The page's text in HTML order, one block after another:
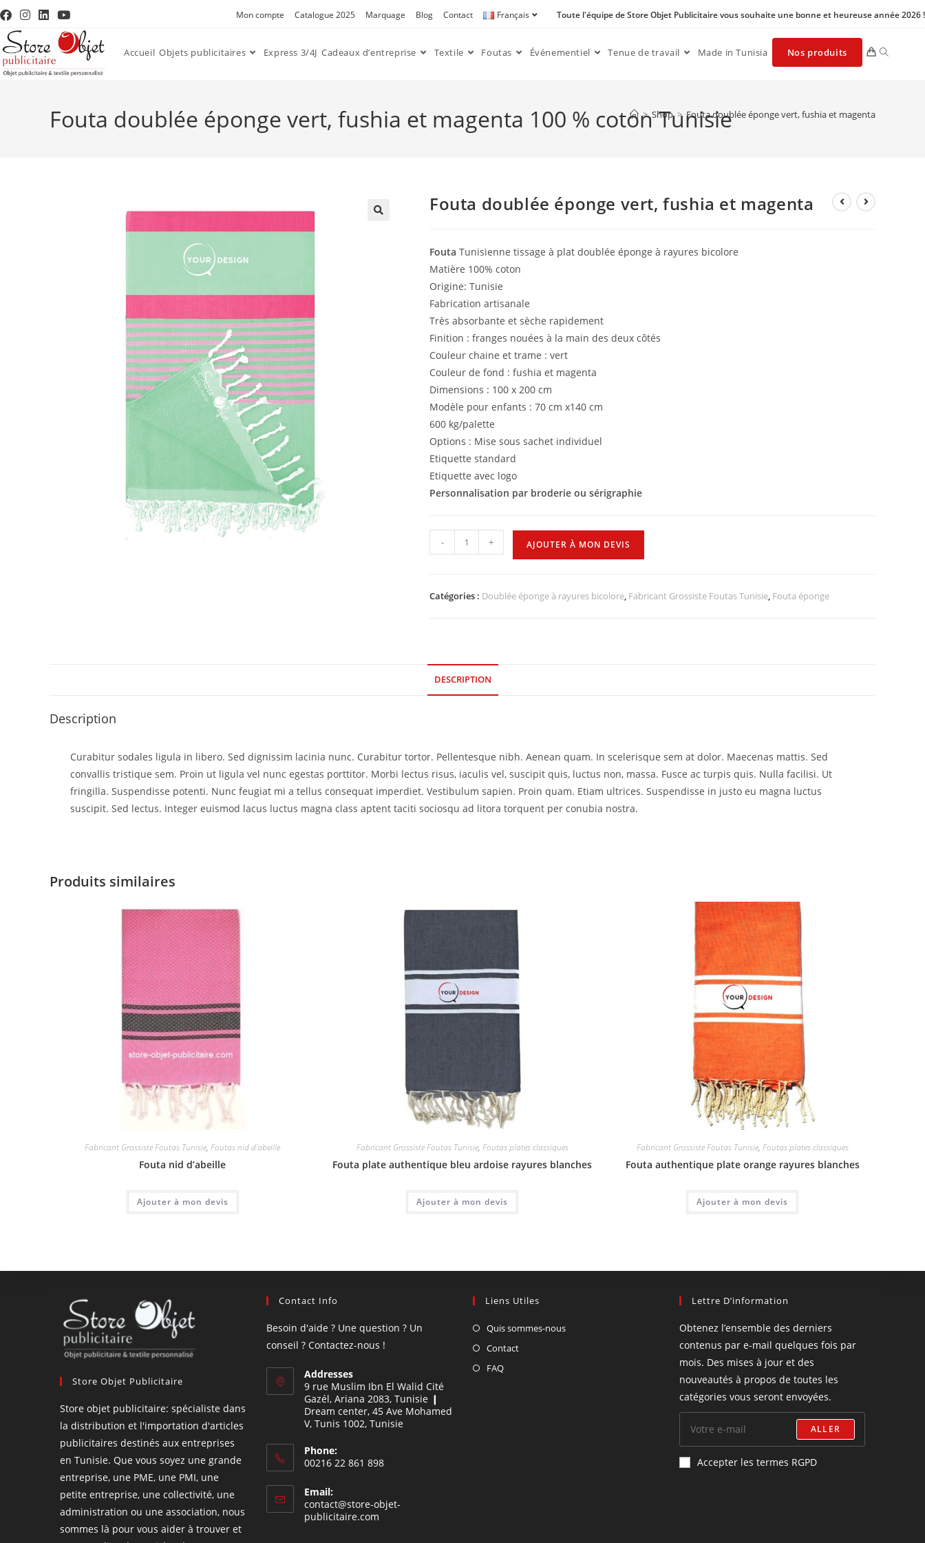
Mon compte Catalogue 2025 Marquage Blog Contact Français Toute l'équipe de Store Objet Publicitaire vous souhaite une bonne et heureuse année 2026 !
Accueil Objets publicitaires Express 3/4J Cadeaux d’entreprise Textile Foutas Événementiel Tenue de travail Made in Tunisia Nos produits
Fouta doublée éponge vert, fushia et magenta 100 % coton Tunisie
> Shop > Fouta doublée éponge vert, fushia et magenta
Fouta doublée éponge vert, fushia et magenta
Fouta Tunisienne tissage à plat doublée éponge à rayures bicolore
Matière 100% coton
Origine: Tunisie
Fabrication artisanale
Très absorbante et sèche rapidement
Finition : franges nouées à la main des deux côtés
Couleur chaine et trame : vert
Couleur de fond : fushia et magenta
Dimensions : 100 x 200 cm
Modèle pour enfants : 70 cm x140 cm
600 kg/palette
Options : Mise sous sachet individuel
Etiquette standard
Etiquette avec logo
Personnalisation par broderie ou sérigraphie
- + AJOUTER À MON DEVIS
Catégories : Doublée éponge à rayures bicolore, Fabricant Grossiste Foutas Tunisie, Fouta éponge
DESCRIPTION
Description
Curabitur sodales ligula in libero. Sed dignissim lacinia nunc. Curabitur tortor. Pellentesque nibh. Aenean quam. In scelerisque sem at dolor. Maecenas mattis. Sed
convallis tristique sem. Proin ut ligula vel nunc egestas porttitor. Morbi lectus risus, iaculis vel, suscipit quis, luctus non, massa. Fusce ac turpis quis. Nulla facilisi. Ut
fringilla. Suspendisse potenti. Nunc feugiat mi a tellus consequat imperdiet. Vestibulum sapien. Proin quam. Etiam ultrices. Suspendisse in justo eu magna luctus
suscipit. Sed lectus. Integer euismod lacus luctus magna class aptent taciti sociosqu ad litora torquent per conubia nostra.
Produits similaires
Fabricant Grossiste Foutas Tunisie,Foutas nid d'abeille
Fouta nid d’abeille
Ajouter à mon devis
Fabricant Grossiste Foutas Tunisie, Foutas plates classiques
Fouta plate authentique bleu ardoise rayures blanches
Ajouter à mon devis
Fabricant Grossiste Foutas Tunisie, Foutas plates classiques
Fouta authentique plate orange rayures blanches
Ajouter à mon devis
Store Objet Publicitaire
Store objet publicitaire: spécialiste dans
la distribution et l'importation d'articles
publicitaires destinés aux entreprises
en Tunisie. Que vous soyez une grande
entreprise, une PME, une PMI, une
petite entreprise, une collectivité, une
administration ou une association, nous
sommes là pour vous aider à trouver et
Contact Info
Besoin d'aide ? Une question ? Un
conseil ? Contactez-nous !
Addresses
9 rue Muslim Ibn El Walid Cité
Gazél, Ariana 2083, Tunisie ❙
Dream center, 45 Ave Mohamed
V, Tunis 1002, Tunisie
Phone:
00216 22 861 898
Email:
contact@store-objet-
publicitaire.com
Liens Utiles
Quis sommes-nous
Contact
FAQ
Lettre D’information
Obtenez l’ensemble des derniers
contenus par e-mail quelques fois par
mois. Des mises à jour et des
nouveautés à propos de toutes les
catégories vous seront envoyées.
ALLER
Accepter les termes RGPD